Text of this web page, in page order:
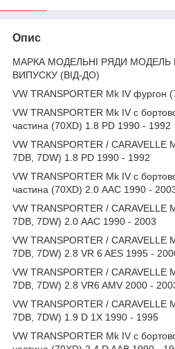
Опис
МАРКА МОДЕЛЬНІ РЯДИ МОДЕЛЬ
ВИПУСКУ (ВІД-ДО)
VW TRANSPORTER Mk IV фургон
VW TRANSPORTER Mk IV c
частина (70XD) 1.8 PD 1990 - 1992
VW TRANSPORTER / CARAVELLE
7DB, 7DW) 1.8 PD 1990 - 1992
VW TRANSPORTER Mk IV c
частина (70XD) 2.0 AAC 1990 -
VW TRANSPORTER / CARAVELLE
7DB, 7DW) 2.0 AAC 1990 - 2003
VW TRANSPORTER / CARAVELLE
7DB, 7DW) 2.8 VR 6 AES 1995 -
VW TRANSPORTER / CARAVELLE
7DB, 7DW) 2.8 VR6 AMV 2000 -
VW TRANSPORTER / CARAVELLE
7DB, 7DW) 1.9 D 1X 1990 - 1995
VW TRANSPORTER Mk IV c